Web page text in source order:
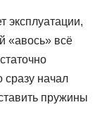
эксплуатации,
«авось» всё
сразу начал
пружины